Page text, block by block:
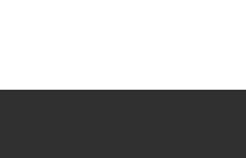
將被動監測轉化為主動介入，將更有價
立龐大的睡眠聲學資料庫，推動相關醫